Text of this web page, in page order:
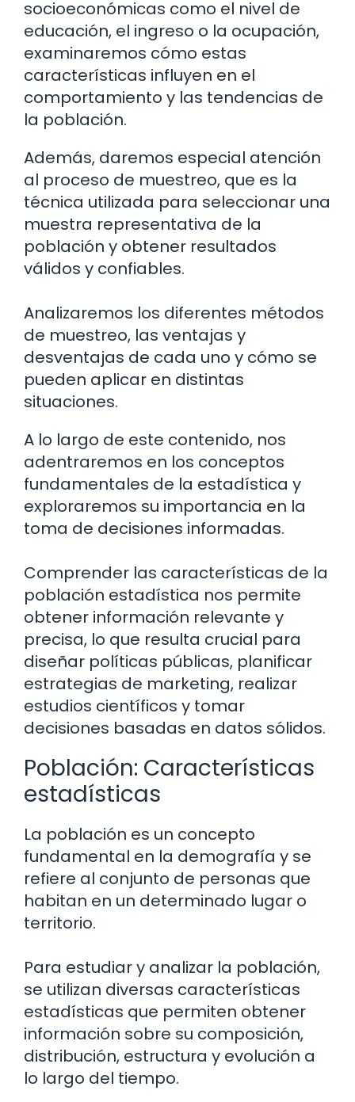
socioeconómicas como el nivel de
educación, el ingreso o la ocupación,
examinaremos cómo estas
características influyen en el
comportamiento y las tendencias de
la población.
Además, daremos especial atención
al proceso de muestreo, que es la
técnica utilizada para seleccionar una
muestra representativa de la
población y obtener resultados
válidos y confiables.
Analizaremos los diferentes métodos
de muestreo, las ventajas y
desventajas de cada uno y cómo se
pueden aplicar en distintas
situaciones.
A lo largo de este contenido, nos
adentraremos en los conceptos
fundamentales de la estadística y
exploraremos su importancia en la
toma de decisiones informadas.
Comprender las características de la
población estadística nos permite
obtener información relevante y
precisa, lo que resulta crucial para
diseñar políticas públicas, planificar
estrategias de marketing, realizar
estudios científicos y tomar
decisiones basadas en datos sólidos.
Población: Características
estadísticas
La población es un concepto
fundamental en la demografía y se
refiere al conjunto de personas que
habitan en un determinado lugar o
territorio.
Para estudiar y analizar la población,
se utilizan diversas características
estadísticas que permiten obtener
información sobre su composición,
distribución, estructura y evolución a
lo largo del tiempo.